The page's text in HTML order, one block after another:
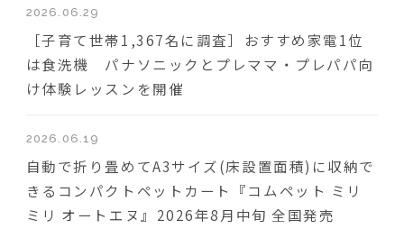
2026.06.29
［子育て世帯1,367名に調査］おすすめ家電1位
は食洗機 パナソニックとプレママ・プレパパ向
け体験レッスンを開催
2026.06.19
自動で折り畳めてA3サイズ(床設置面積)に収納で
きるコンパクトペットカート『コムペット ミリ
ミリ オートエヌ』2026年8月中旬 全国発売